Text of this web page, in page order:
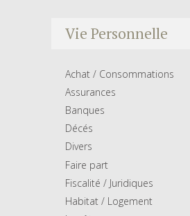
Vie Personnelle
Achat / Consommations
Assurances
Banques
Décés
Divers
Faire part
Fiscalité / Juridiques
Habitat / Logement